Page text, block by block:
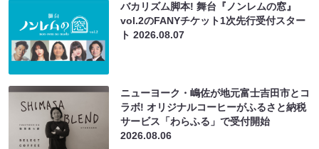
バカリズム脚本! 舞台『ノンレムの窓』
vol.2のFANYチケット1次先行受付スター
ト2026.08.07
ニューヨーク・嶋佐が地元富士吉田市とコ
ラボ! オリジナルコーヒーがふるさと納税
サービス「わらふる」で受付開始
2026.08.06